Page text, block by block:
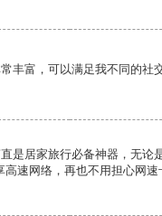
丰富，可以满足我不同的社
是居家旅行必备神器，无论
速网络，再也不用担心网速